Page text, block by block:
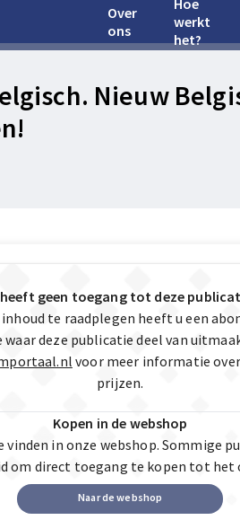
Over
ons
Hoe
werkt
het?
Nieuw
heeft geen toegang tot deze
te raadplegen heeft u een
deze publicatie deel van
voor meer informatie
prijzen.
Kopen in de webshop
vinden in onze webshop. Sommige
om direct toegang te kopen tot het
Naar de webshop